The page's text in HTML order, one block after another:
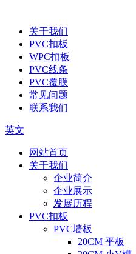
关于我们
PVC扣板
WPC扣板
PVC线条
PVC覆膜
常见问题
联系我们
英文
网站首页
关于我们
企业简介
企业展示
发展历程
PVC扣板
PVC墙板
20CM 平板